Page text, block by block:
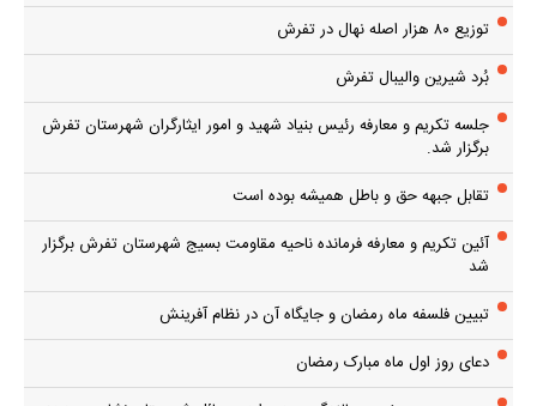
توزیع ۸۰ هزار اصله نهال در تفرش
بُرد شیرین والیبال تفرش
جلسه تکریم و معارفه رئیس بنیاد شهید و امور ایثارگران شهرستان تفرش
برگزار شد.
تقابل جبهه حق و باطل همیشه بوده است
آئین تکریم و معارفه فرمانده ناحیه مقاومت بسیج شهرستان تفرش برگزار
شد
تبیین فلسفه ماه رمضان و جایگاه آن در نظام آفرینش
دعای روز اول ماه مبارک رمضان